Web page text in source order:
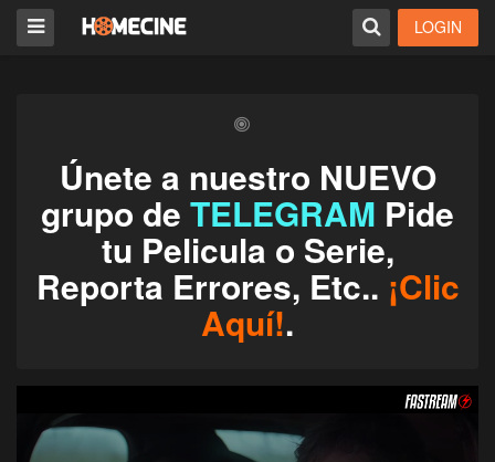
LOGIN
Únete a nuestro NUEVO
grupo de TELEGRAM Pide
tu Pelicula o Serie,
Reporta Errores, Etc.. ¡Clic
Aquí!.